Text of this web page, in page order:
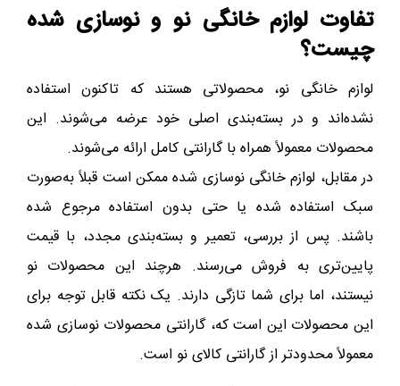
تفاوت لوازم خانگی نو و نوسازی شده
چیست؟
لوازم خانگی نو، محصولاتی هستند که تاکنون استفاده
نشده‌اند و در بسته‌بندی اصلی خود عرضه می‌شوند. این
محصولات معمولاً همراه با گارانتی کامل ارائه می‌شوند.
در مقابل، لوازم خانگی نوسازی شده ممکن است قبلاً به‌صورت
سبک استفاده شده یا حتی بدون استفاده مرجوع شده
باشند. پس از بررسی، تعمیر و بسته‌بندی مجدد، با قیمت
پایین‌تری به فروش می‌رسند. هرچند این محصولات نو
نیستند، اما برای شما تازگی دارند. یک نکته قابل توجه برای
این محصولات این است که، گارانتی محصولات نوسازی شده
معمولاً محدودتر از گارانتی کالای نو است.